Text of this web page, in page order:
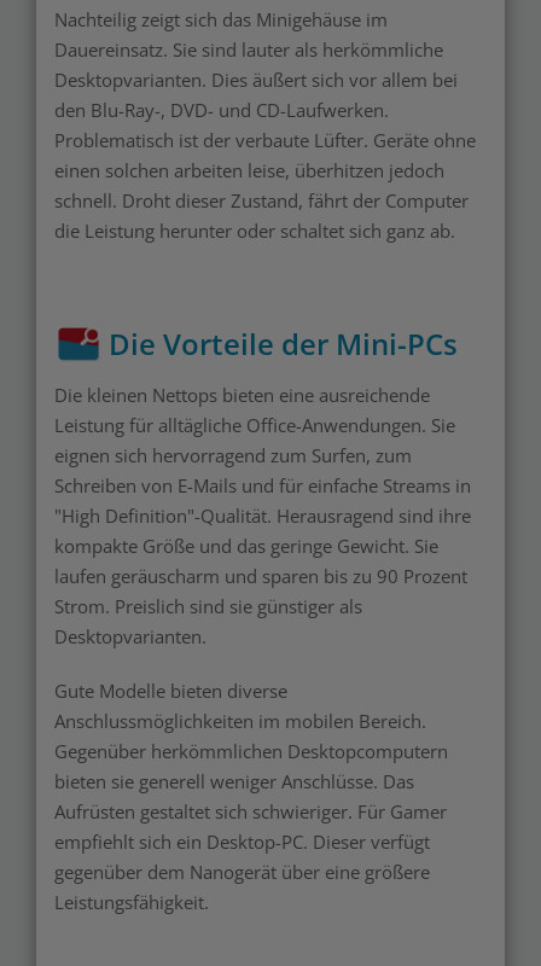
Nachteilig zeigt sich das Minigehäuse im
Dauereinsatz. Sie sind lauter als herkömmliche
Desktopvarianten. Dies äußert sich vor allem bei
den Blu-Ray-, DVD- und CD-Laufwerken.
Problematisch ist der verbaute Lüfter. Geräte ohne
einen solchen arbeiten leise, überhitzen jedoch
schnell. Droht dieser Zustand, fährt der Computer
die Leistung herunter oder schaltet sich ganz ab.
Die Vorteile der Mini-PCs
Die kleinen Nettops bieten eine ausreichende
Leistung für alltägliche Office-Anwendungen. Sie
eignen sich hervorragend zum Surfen, zum
Schreiben von E-Mails und für einfache Streams in
"High Definition"-Qualität. Herausragend sind ihre
kompakte Größe und das geringe Gewicht. Sie
laufen geräuscharm und sparen bis zu 90 Prozent
Strom. Preislich sind sie günstiger als
Desktopvarianten.
Gute Modelle bieten diverse
Anschlussmöglichkeiten im mobilen Bereich.
Gegenüber herkömmlichen Desktopcomputern
bieten sie generell weniger Anschlüsse. Das
Aufrüsten gestaltet sich schwieriger. Für Gamer
empfiehlt sich ein Desktop-PC. Dieser verfügt
gegenüber dem Nanogerät über eine größere
Leistungsfähigkeit.